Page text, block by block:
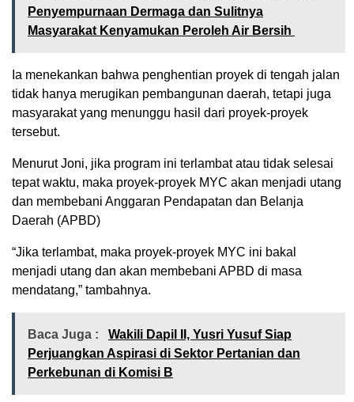
Penyempurnaan Dermaga dan Sulitnya
Masyarakat Kenyamukan Peroleh Air Bersih
Ia menekankan bahwa penghentian proyek di tengah jalan
tidak hanya merugikan pembangunan daerah, tetapi juga
masyarakat yang menunggu hasil dari proyek-proyek
tersebut.
Menurut Joni, jika program ini terlambat atau tidak selesai
tepat waktu, maka proyek-proyek MYC akan menjadi utang
dan membebani Anggaran Pendapatan dan Belanja
Daerah (APBD)
“Jika terlambat, maka proyek-proyek MYC ini bakal
menjadi utang dan akan membebani APBD di masa
mendatang,” tambahnya.
Baca Juga :
Wakili Dapil II, Yusri Yusuf Siap
Perjuangkan Aspirasi di Sektor Pertanian dan
Perkebunan di Komisi B